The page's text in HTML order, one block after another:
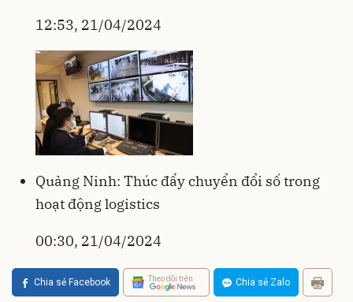
12:53, 21/04/2024
Quảng Ninh: Thúc đẩy chuyển đổi số trong
hoạt động logistics
00:30, 21/04/2024
Chia sẻ Facebook Theo dõi trên Chia sẻ Zalo